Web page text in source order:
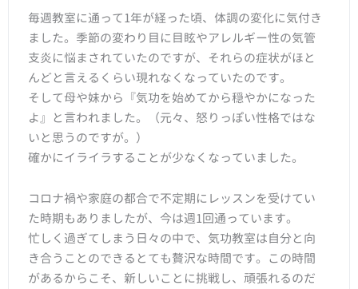
毎週教室に通って1年が経った頃、体調の変化に気付き
ました。季節の変わり目に目眩やアレルギー性の気管
支炎に悩まされていたのですが、それらの症状がほと
んどと言えるくらい現れなくなっていたのです。
そして母や妹から『気功を始めてから穏やかになった
よ』と言われました。（元々、怒りっぽい性格ではな
いと思うのですが。）
確かにイライラすることが少なくなっていました。
コロナ禍や家庭の都合で不定期にレッスンを受けてい
た時期もありましたが、今は週1回通っています。
忙しく過ぎてしまう日々の中で、気功教室は自分と向
き合うことのできるとても贅沢な時間です。この時間
があるからこそ、新しいことに挑戦し、頑張れるのだ